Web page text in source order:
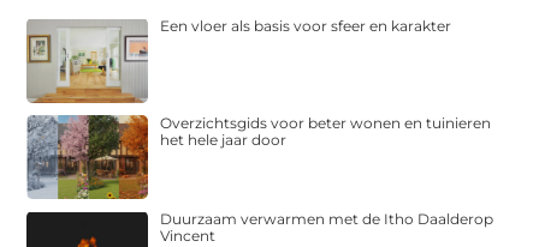
Een vloer als basis voor sfeer en karakter
Overzichtsgids voor beter wonen en tuinieren
het hele jaar door
Duurzaam verwarmen met de Itho Daalderop
Vincent